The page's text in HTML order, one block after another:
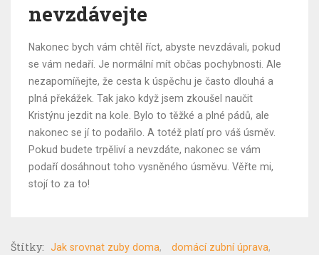
nevzdávejte
Nakonec bych vám chtěl říct, abyste nevzdávali, pokud
se vám nedaří. Je normální mít občas pochybnosti. Ale
nezapomíňejte, že cesta k úspěchu je často dlouhá a
plná překážek. Tak jako když jsem zkoušel naučit
Kristýnu jezdit na kole. Bylo to těžké a plné pádů, ale
nakonec se jí to podařilo. A totéž platí pro váš úsměv.
Pokud budete trpěliví a nevzdáte, nakonec se vám
podaří dosáhnout toho vysněného úsměvu. Věřte mi,
stojí to za to!
Štítky: Jak srovnat zuby doma
domácí zubní úprava